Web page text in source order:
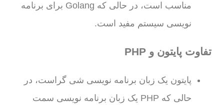
مناسب است، در حالی که Golang برای برنامه
نویسی سیستم مفید است.
تفاوت پایتون و PHP
پایتون یک زبان برنامه نویسی شی گراست، در
حالی که PHP یک زبان برنامه نویسی سمت